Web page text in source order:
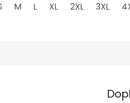
M L XL 2XL 3XL